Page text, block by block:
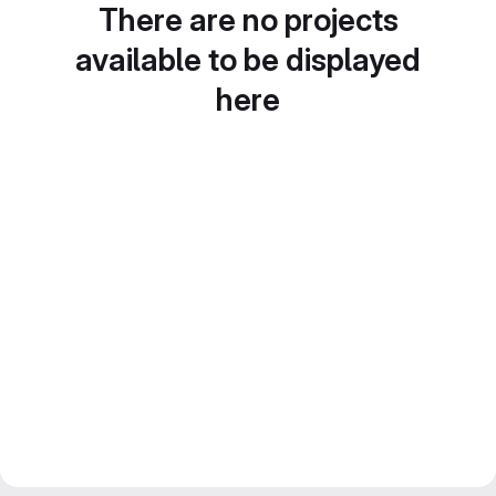
There are no projects
available to be displayed
here